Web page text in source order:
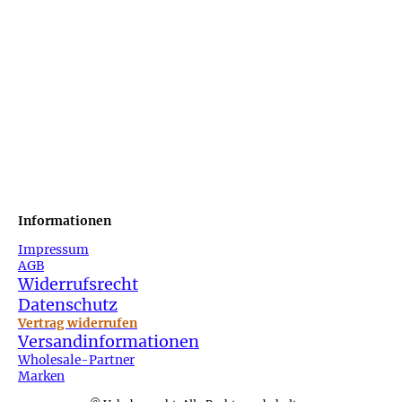
Informationen
Impressum
AGB
Widerrufsrecht
Datenschutz
Vertrag widerrufen
Versandinformationen
Wholesale-Partner
Marken